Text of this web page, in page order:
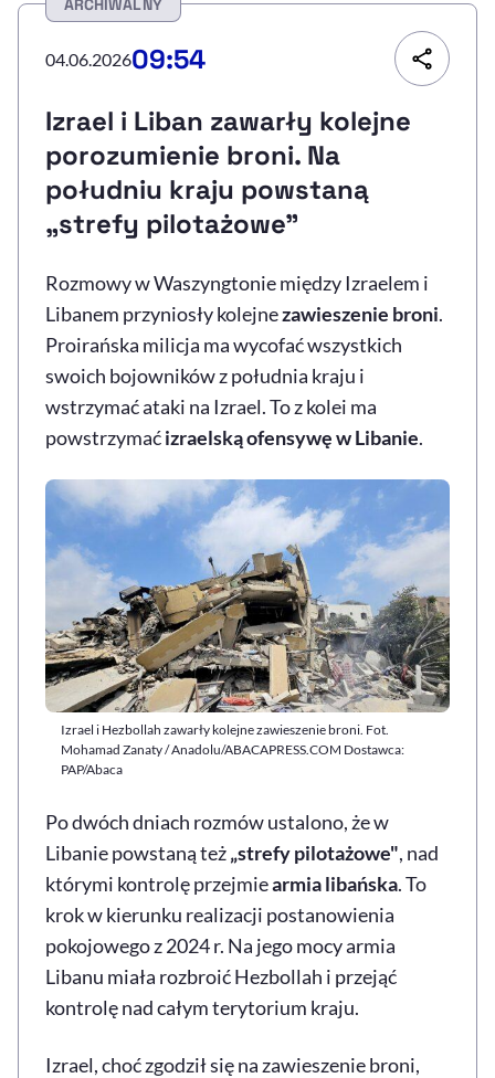
Sprawdź, jak i dlaczego zwiększamy dostępność, otwiera się w nowym
Deklaracja dostępności, otwiera się w nowym oknie
Zgłoś problem
, otwiera się w
ARCHIWALNY
04.06.202609:54
Izrael i Liban zawarły kolejne
porozumienie broni. Na
południu kraju powstaną
„strefy pilotażowe”
Rozmowy w Waszyngtonie między Izraelem i
Libanem przyniosły kolejnezawieszenie broni.
Proirańska milicja ma wycofać wszystkich
swoich bojowników z południa kraju i
wstrzymać ataki na Izrael. To z kolei ma
powstrzymaćizraelską ofensywę w Libanie.
Izrael i Hezbollah zawarły kolejne zawieszenie broni. Fot.
Mohamad Zanaty / Anadolu/ABACAPRESS.COM Dostawca:
PAP/Abaca
Po dwóch dniach rozmów ustalono, że w
Libanie powstaną też„strefy pilotażowe", nad
którymi kontrolę przejmiearmia libańska. To
krok w kierunku realizacji postanowienia
pokojowego z 2024 r. Na jego mocy armia
Libanu miała rozbroić Hezbollah i przejąć
kontrolę nad całym terytorium kraju.
Izrael, choć zgodził się na zawieszenie broni,